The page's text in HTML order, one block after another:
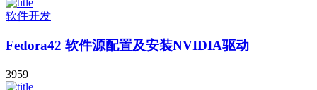
软件开发
Fedora42 软件源配置及安装NVIDIA驱动
3959